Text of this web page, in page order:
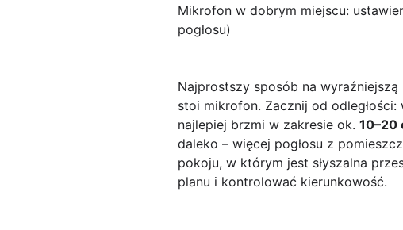
Mikrofon w dobrym miejscu:
pogłosu)
Najprostszy sposób na
stoi mikrofon. Zacznij od
najlepiej brzmi w zakresie ok. 10–20
daleko – więcej pogłosu z
pokoju, w którym jest słyszalna
planu i kontrolować kierunkowość.